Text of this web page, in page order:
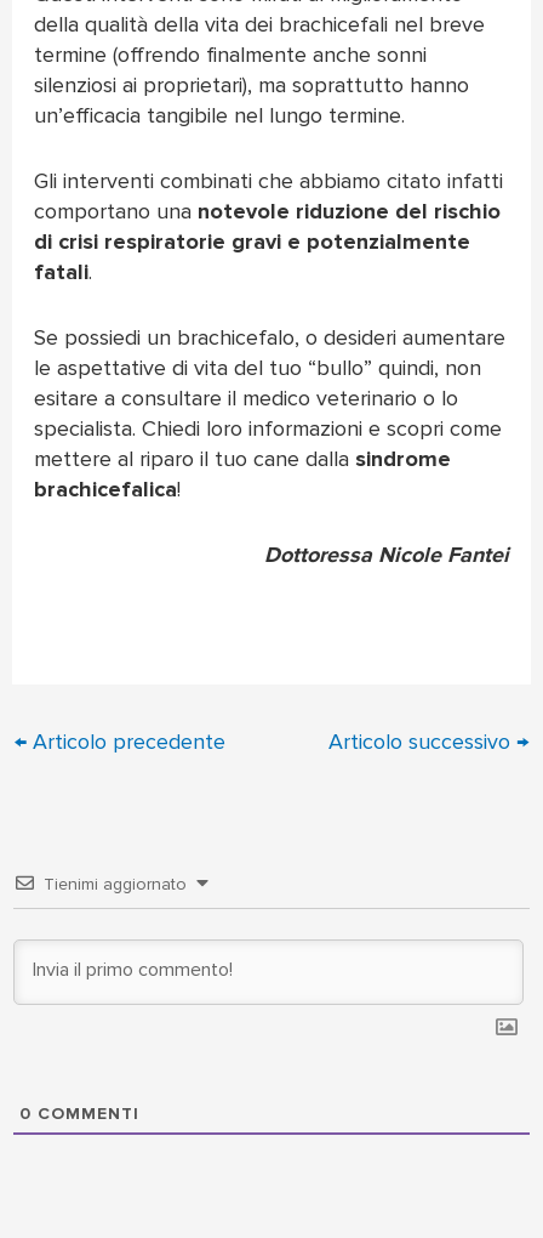
della qualità della vita dei brachicefali nel breve
termine (offrendo finalmente anche sonni
silenziosi ai proprietari), ma soprattutto hanno
un’efficacia tangibile nel lungo termine.
Gli interventi combinati che abbiamo citato infatti
comportano una notevole riduzione del rischio
di crisi respiratorie gravi e potenzialmente
fatali.
Se possiedi un brachicefalo, o desideri aumentare
le aspettative di vita del tuo “bullo” quindi, non
esitare a consultare il medico veterinario o lo
specialista. Chiedi loro informazioni e scopri come
mettere al riparo il tuo cane dalla sindrome
brachicefalica!
Dottoressa Nicole Fantei
←Articolo precedente Articolo successivo→
Tienimi aggiornato
0 COMMENTI